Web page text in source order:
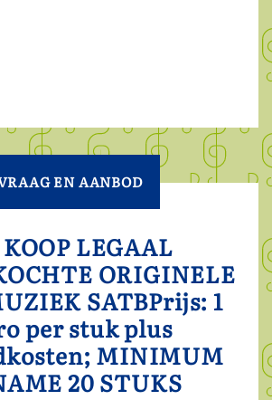
EN AANBOD
LEGAAL
ORIGINELE
SATBPrijs: 1
per stuk plus
MINIMUM
20 STUKS